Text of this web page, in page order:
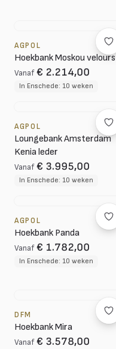
AGPOL
Hoekbank Moskou velours
Vanaf € 2.214,00
In Enschede: 10 weken
AGPOL
Loungebank Amsterdam
Kenia leder
Vanaf € 3.995,00
In Enschede: 10 weken
AGPOL
Hoekbank Panda
Vanaf € 1.782,00
In Enschede: 10 weken
DFM
Hoekbank Mira
Vanaf € 3.578,00